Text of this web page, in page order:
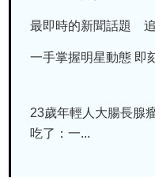
最即時的新聞話題
一手掌握明星動態 即
23歲年輕人大腸長腺
吃了：一...